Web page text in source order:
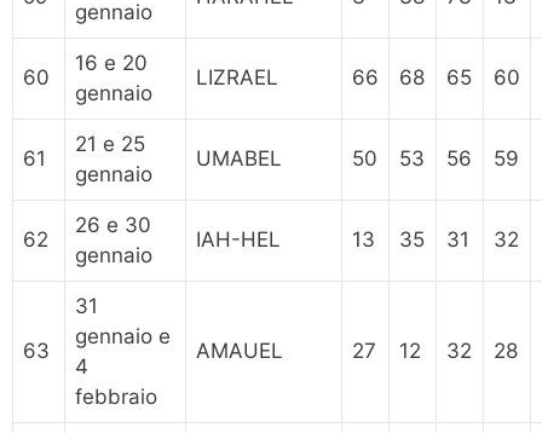
gennaio
60
16 e 20
gennaio
LIZRAEL 66 68 65 60
61
21 e 25
gennaio
UMABEL 50 53 56 59
62
26 e 30
gennaio
IAH-HEL 13 35 31 32
63
31
gennaio e
4
febbraio
AMAUEL 27 12 32 28